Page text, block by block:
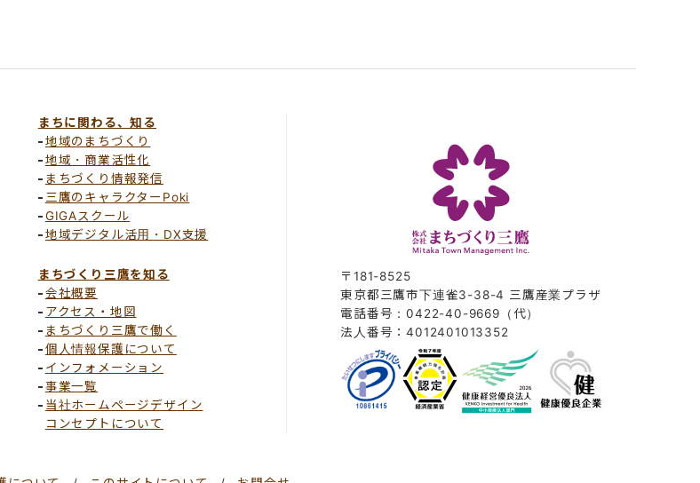
まちに関わる、知る
地域のまちづくり
地域・商業活性化
まちづくり情報発信
三鷹のキャラクターPoki
GIGAスクール
地域デジタル活用・DX支援
まちづくり三鷹を知る
会社概要
アクセス・地図
まちづくり三鷹で働く
個人情報保護について
インフォメーション
事業一覧
当社ホームページデザイン
コンセプトについて
〒181-8525
東京都三鷹市下連雀3-38-4 三鷹産業プラザ
電話番号：0422-40-9669（代）
法人番号：4012401013352